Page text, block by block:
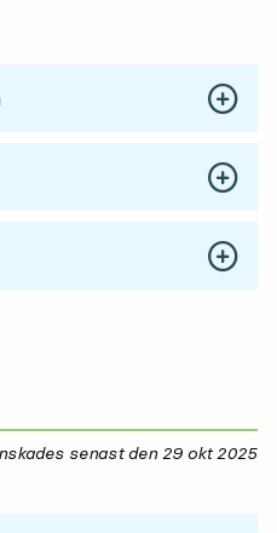
senast den 29 okt 2025